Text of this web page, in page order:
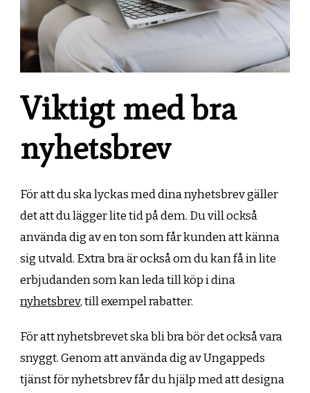
Viktigt med bra
nyhetsbrev
För att du ska lyckas med dina nyhetsbrev gäller
det att du lägger lite tid på dem. Du vill också
använda dig av en ton som får kunden att känna
sig utvald. Extra bra är också om du kan få in lite
erbjudanden som kan leda till köp i dina
nyhetsbrev, till exempel rabatter.
För att nyhetsbrevet ska bli bra bör det också vara
snyggt. Genom att använda dig av Ungappeds
tjänst för nyhetsbrev får du hjälp med att designa